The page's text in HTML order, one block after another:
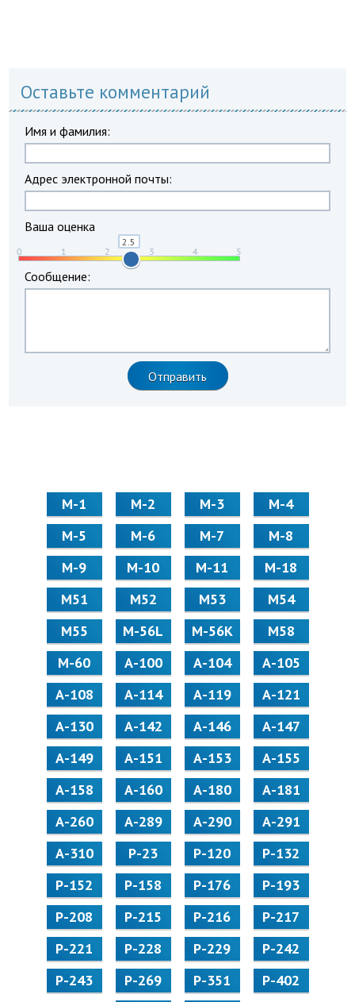
Оставьте комментарий
Имя и фамилия:
Адрес электронной почты:
Ваша оценка
Сообщение:
М-1 М-2 М-3
М-4
М-5
М-6 М-7
М-8
М-9
М-10 М-11
М-18
М51
М52 М53
М54
М55
M-56L M-56K
М58
M-60
А-100 А-104
А-105
А-108
А-114 А-119
А-121
А-130
А-142 А-146
А-147
А-149
А-151 А-153
А-155
А-158
А-160 А-180
А-181
А-260
А-289 А-290
А-291
А-310
Р-23 Р-120
Р-132
Р-152
Р-158 Р-176
Р-193
Р-208
Р-215 Р-216
Р-217
Р-221
Р-228 Р-229
Р-242
Р-243
Р-269 Р-351
Р-402